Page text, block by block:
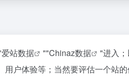
爱站数据 ""Chinaz数据
"进入
户体验等；当然要评估一个站